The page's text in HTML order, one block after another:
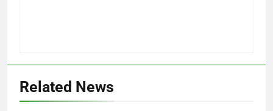
Related News